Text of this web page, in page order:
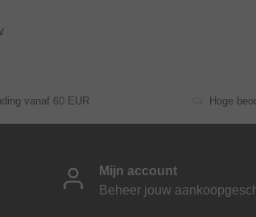
vanaf 60 EUR Hoge
Mijn account
Beheer jouw